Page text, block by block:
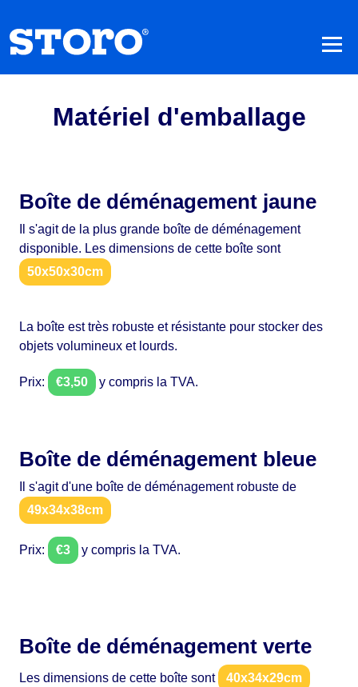
Matériel d'emballage
Boîte de déménagement jaune
Il s'agit de la plus grande boîte de déménagement
disponible. Les dimensions de cette boîte sont
50x50x30cm
La boîte est très robuste et résistante pour stocker des
objets volumineux et lourds.
Prix: €3,50 y compris la TVA.
Boîte de déménagement bleue
Il s'agit d'une boîte de déménagement robuste de
49x34x38cm
Prix: €3 y compris la TVA.
Boîte de déménagement verte
Les dimensions de cette boîte sont 40x34x29cm